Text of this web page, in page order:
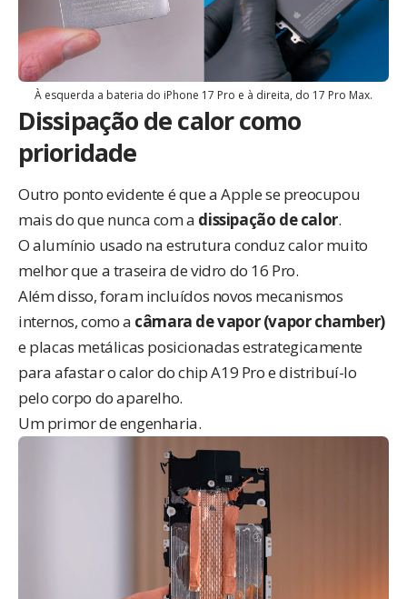
À esquerda a bateria do iPhone 17 Pro e à direita, do 17 Pro Max.
Dissipação de calor como
prioridade
Outro ponto evidente é que a Apple se preocupou
mais do que nunca com a dissipação de calor.
O alumínio usado na estrutura conduz calor muito
melhor que a traseira de vidro do 16 Pro.
Além disso, foram incluídos novos mecanismos
internos, como a câmara de vapor (vapor chamber)
e placas metálicas posicionadas estrategicamente
para afastar o calor do chip A19 Pro e distribuí-lo
pelo corpo do aparelho.
Um primor de engenharia.